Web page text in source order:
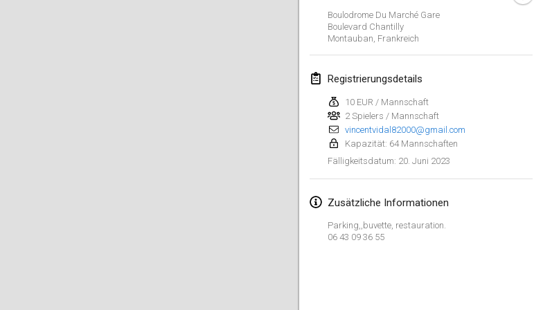
Boulodrome Du Marché Gare
Boulevard Chantilly
Montauban Frankreich
Registrierungsdetails
10 EUR / Mannschaft
2 Spielers / Mannschaft
vincentvidal82000@gmail.com
Kapazität: 64 Mannschaften
Fälligkeitsdatum: 20. Juni 2023
Zusätzliche Informationen
Parking,,buvette, restauration.
06 43 09 36 55
Februar 2023
4. Feb. 2023|Frankreich
SingeliDuppeli
4. Feb. 2023|Finnland
Indoor de la CASAS
18. Feb. 2023